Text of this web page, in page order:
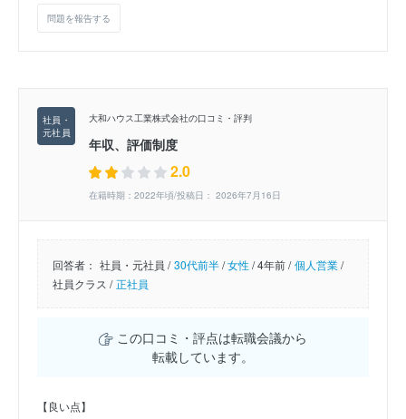
問題を報告する
大和ハウス工業株式会社の口コミ・評判
年収、評価制度
2.0
在籍時期：2022年頃/投稿日： 2026年7月16日
回答者： 社員・元社員 / 30代前半/女性/4年前 / 個人営業/
社員クラス / 正社員
この口コミ・評点は転職会議から
転載しています。
【良い点】